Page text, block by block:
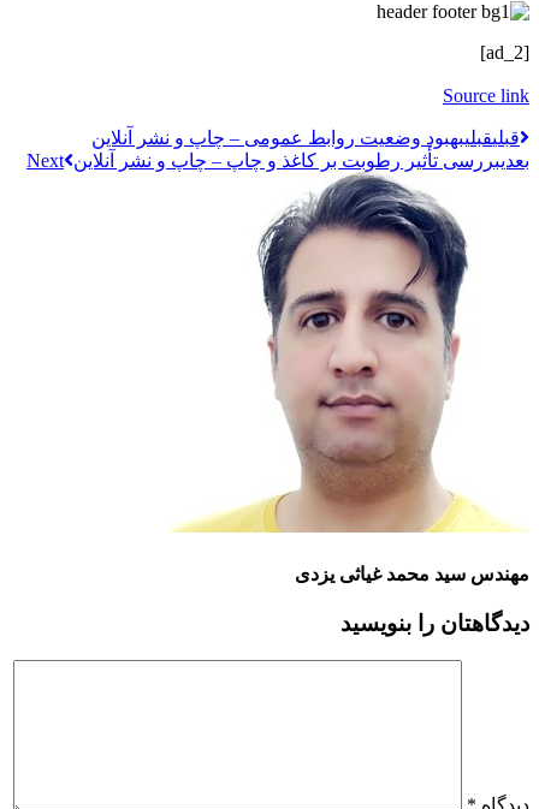
[ad_2]
Source link
قبليقبلیبهبود وضعیت روابط عمومی – چاپ و نشر آنلاین
بعدیبررسی تأثیر رطوبت بر کاغذ و چاپ – چاپ و نشر آنلاین
مهندس سید محمد غیاثی یزدی
دیدگاهتان را بنویسید
دیدگاه *